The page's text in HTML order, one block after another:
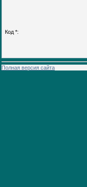
Код *:
Полная версия сайта